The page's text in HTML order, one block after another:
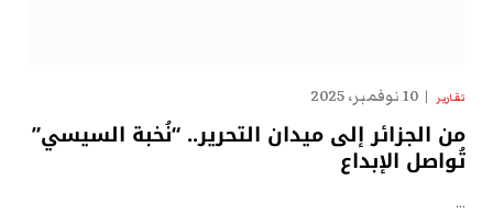
تقارير 10 نوفمبر، 2025
من الجزائر إلى ميدان التحرير.. “نُخبة السيسي”
تُواصل الإبداع
…